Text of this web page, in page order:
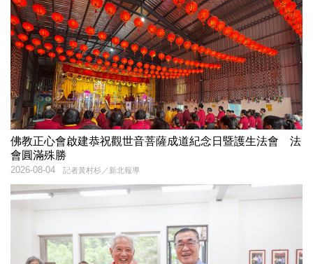
佛教正心會啟建恭祝觀世音菩薩成道紀念日暨護生法會 法
會圓滿殊勝
記者黃村杉／新北報導
2026-08-04